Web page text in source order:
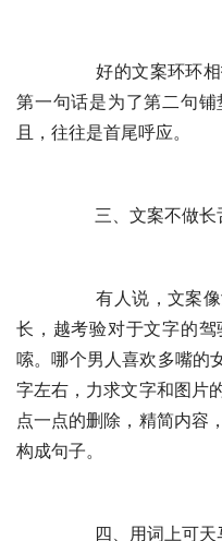
第一句话是为了第二句
且，往往是首尾呼应。
　　三、文案不做长
长，越考验对于文字的
嗦。哪个男人喜欢多嘴的
字左右，力求文字和图片
点一点的删除，精简内容
构成句子。
　　四、用词上可